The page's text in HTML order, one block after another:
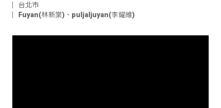
台北市
Fuyan(林新棠) 、 puljaljuyan(李耀維)